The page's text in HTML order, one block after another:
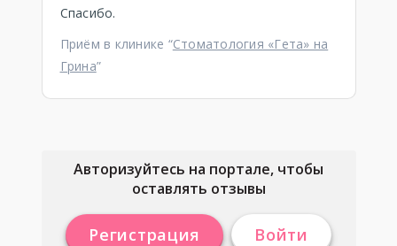
Спасибо.
Приём в клинике “Стоматология «Гета» на
Грина”
Авторизуйтесь на портале, чтобы
оставлять отзывы
Регистрация Войти